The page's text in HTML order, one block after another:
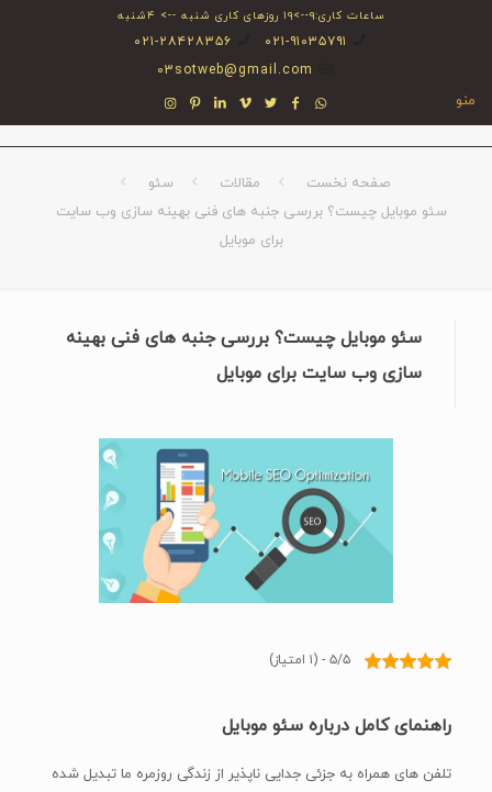
ساعات کاری:۹-->۱۹ روزهای کاری شنبه --> ۴شنبه
۰۲۱-۹۱۰۳۵۷۹۱
۰۲۱-۲۸۴۲۸۳۵۶
03sotweb@gmail.com
منو
صفحه نخست مقالات
سئو
سئو موبایل چیست؟ بررسی جنبه های فنی بهینه سازی وب سایت
برای موبایل
سئو موبایل چیست؟ بررسی جنبه های فنی بهینه
سازی وب سایت برای موبایل
۵/۵ - (۱ امتیاز)
راهنمای کامل درباره سئو موبایل
تلفن های همراه به جزئی جدایی ناپذیر از زندگی روزمره ما تبدیل شده